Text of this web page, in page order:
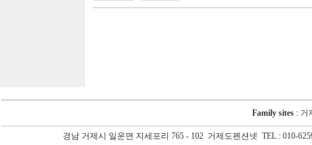
Family sites : 거
경남 거제시 일운면 지세포리 765 - 102 거제도펜션넷 TEL : 010-